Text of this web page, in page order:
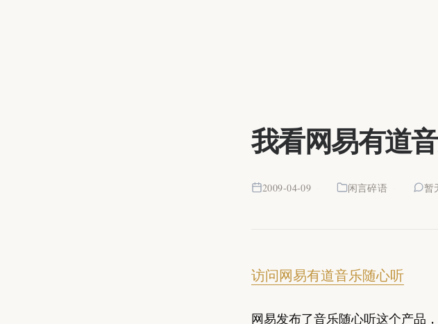
我看网易有道
2009-04-09 闲言碎语 暂
访问网易有道音乐随心听
网易发布了音乐随心听这个产品